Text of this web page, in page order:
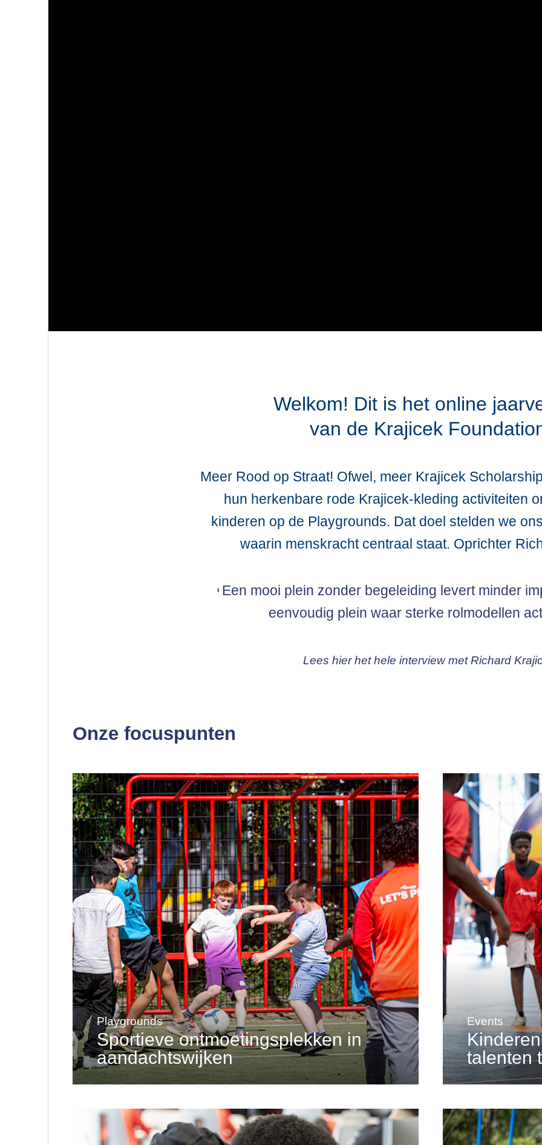
Welkom! Dit is het online
van de Krajicek
Meer Rood op Straat! Ofwel, meer Krajicek
hun herkenbare rode Krajicek-kleding activiteiten
kinderen op de Playgrounds. Dat doel stelden we
waarin menskracht centraal staat. Oprichter
Een mooi plein zonder begeleiding levert minder
eenvoudig plein waar sterke rolmodellen
Lees hier het hele interview met Richard
Onze focuspunten
Playgrounds
Sportieve ontmoetingsplekken in
aandachtswijken
Events
talenten